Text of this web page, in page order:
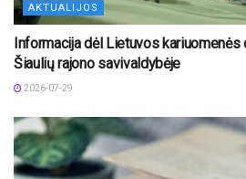
AKTUALIJOS
Informacija dėl Lietuvos kariuomenės
Šiaulių rajono savivaldybėje
2026-07-29